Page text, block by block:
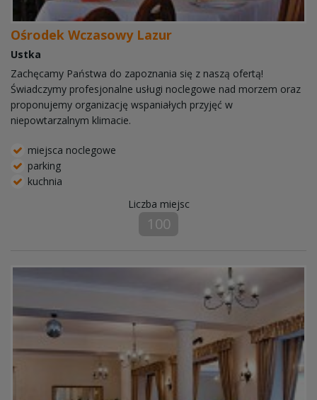
Ośrodek Wczasowy Lazur
Ustka
Zachęcamy Państwa do zapoznania się z naszą ofertą!
Świadczymy profesjonalne usługi noclegowe nad morzem oraz
proponujemy organizację wspaniałych przyjęć w
niepowtarzalnym klimacie.
miejsca noclegowe
parking
kuchnia
Liczba miejsc
100